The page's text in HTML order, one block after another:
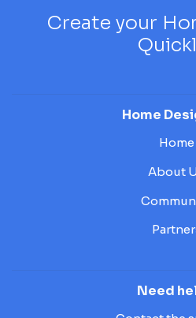
Create your
Home
Home
About
Need